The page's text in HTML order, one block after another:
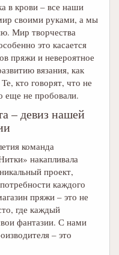
в крови – все наши
своими руками, а мы
Мир творчества
это касается
пряжи и невероятное
вязания, как
кто говорят, что не
еще не пробовали.
– девиз нашей
команда
накапливала
проект,
каждого
пряжи – это не
где каждый
фантазии. С нами
– это